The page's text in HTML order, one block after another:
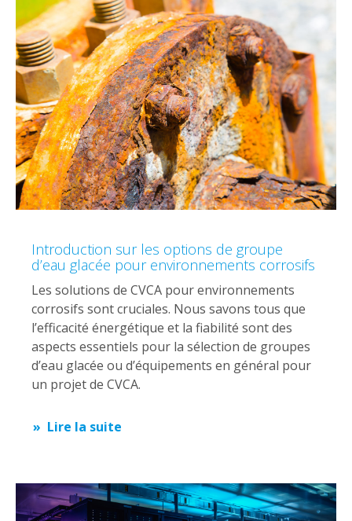
Introduction sur les options de groupe
d’eau glacée pour environnements corrosifs
Les solutions de CVCA pour environnements
corrosifs sont cruciales. Nous savons tous que
l’efficacité énergétique et la fiabilité sont des
aspects essentiels pour la sélection de groupes
d’eau glacée ou d’équipements en général pour
un projet de CVCA.
Lire la suite